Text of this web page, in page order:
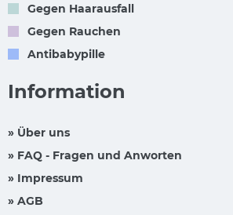
Gegen Haarausfall
Gegen Rauchen
Antibabypille
Information
» Über uns
» FAQ - Fragen und Anworten
» Impressum
» AGB